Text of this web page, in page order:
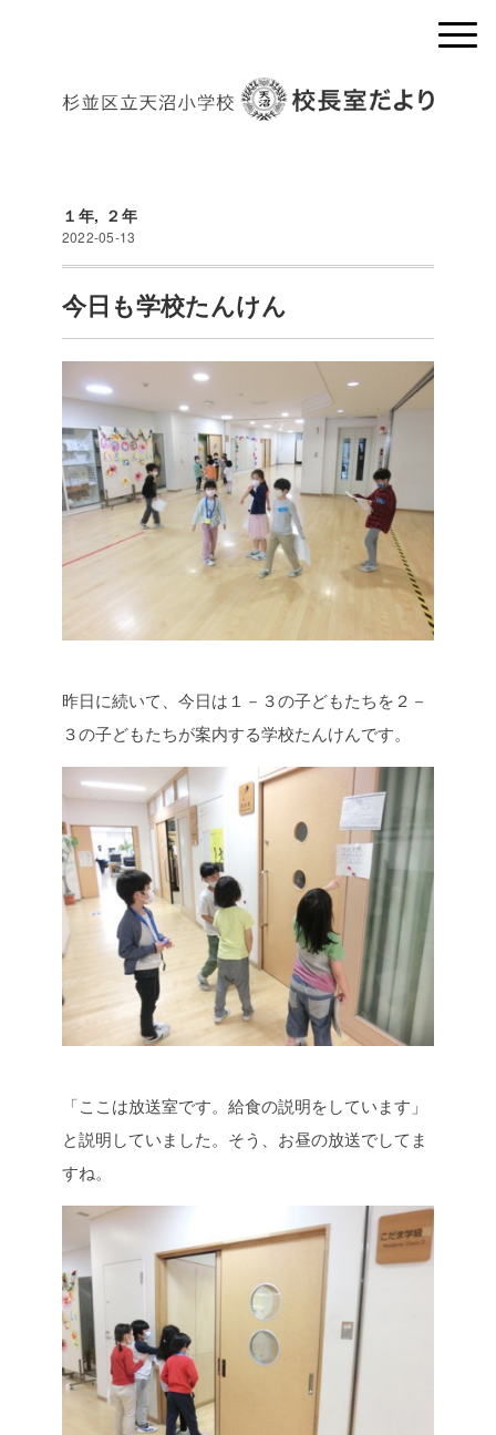
１年, ２年
2022-05-13
今日も学校たんけん
昨日に続いて、今日は１－３の子どもたちを２－
３の子どもたちが案内する学校たんけんです。
「ここは放送室です。給食の説明をしています」
と説明していました。そう、お昼の放送でしてま
すね。